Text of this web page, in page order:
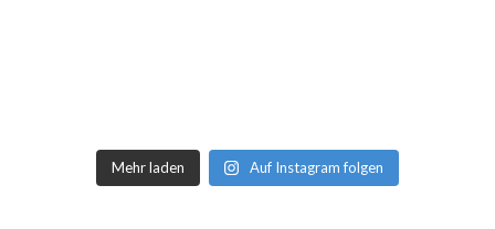
Mehr laden Auf Instagram folgen